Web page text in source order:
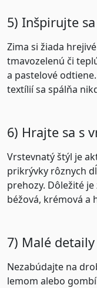
5) Inšpirujte
Zima si žiada
tmavozelenú či
a pastelové
textílií sa spálňa
6) Hrajte sa s
Vrstevnatý štýl je
prikrývky rôznych
prehozy. Dôležité
béžová, krémová a
7) Malé
Nezabúdajte na
lemom alebo